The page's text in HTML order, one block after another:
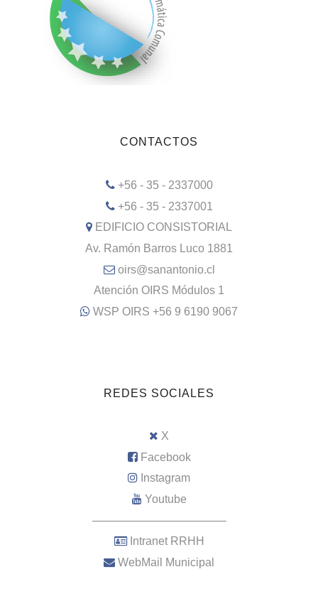
CONTACTOS
+56 - 35 - 2337000
+56 - 35 - 2337001
EDIFICIO CONSISTORIAL
Av. Ramón Barros Luco 1881
oirs@sanantonio.cl
Atención OIRS Módulos 1
WSP OIRS +56 9 6190 9067
REDES SOCIALES
X
Facebook
Instagram
Youtube
–––––––––––––––––––––
Intranet RRHH
WebMail Municipal